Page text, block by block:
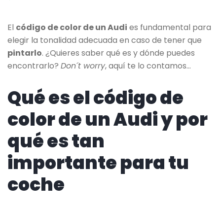
El código de color de un Audi es fundamental para
elegir la tonalidad adecuada en caso de tener que
pintarlo. ¿Quieres saber qué es y dónde puedes
encontrarlo? Don´t worry, aquí te lo contamos…
Qué es el código de
color de un Audi y por
qué es tan
importante para tu
coche